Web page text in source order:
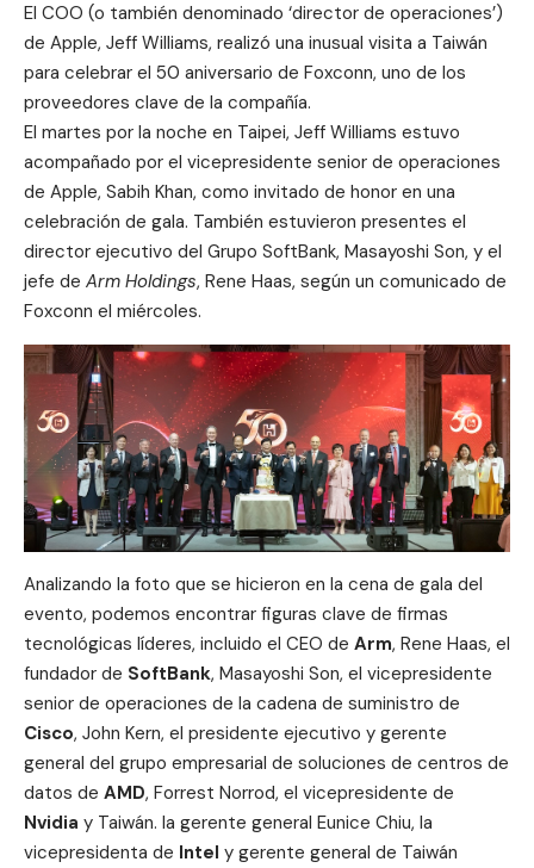
El COO (o también denominado ‘director de operaciones’)
de Apple, Jeff Williams, realizó una inusual visita a Taiwán
para celebrar el 50 aniversario de Foxconn, uno de los
proveedores clave de la compañía.
El martes por la noche en Taipei, Jeff Williams estuvo
acompañado por el vicepresidente senior de operaciones
de Apple, Sabih Khan, como invitado de honor en una
celebración de gala. También estuvieron presentes el
director ejecutivo del Grupo SoftBank, Masayoshi Son, y el
jefe de Arm Holdings, Rene Haas, según un comunicado de
Foxconn el miércoles.
Analizando la foto que se hicieron en la cena de gala del
evento, podemos encontrar figuras clave de firmas
tecnológicas líderes, incluido el CEO de Arm, Rene Haas, el
fundador de SoftBank, Masayoshi Son, el vicepresidente
senior de operaciones de la cadena de suministro de
Cisco, John Kern, el presidente ejecutivo y gerente
general del grupo empresarial de soluciones de centros de
datos de AMD, Forrest Norrod, el vicepresidente de
Nvidia y Taiwán. la gerente general Eunice Chiu, la
vicepresidenta de Intel y gerente general de Taiwán